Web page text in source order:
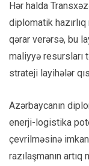
Hər halda
diplomatik
qərar verərsə, bu
maliyyə resursları
strateji layihələr
Azərbaycanın
enerji-logistika
çevrilməsinə
razılaşmanın artıq